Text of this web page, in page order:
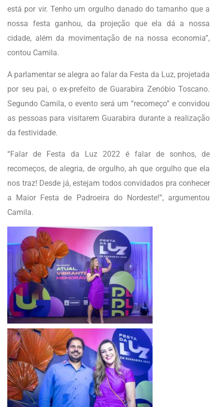
está por vir. Tenho um orgulho danado do tamanho que a
nossa festa ganhou, da projeção que ela dá a nossa
cidade, além da movimentação de na nossa economia”,
contou Camila.
A parlamentar se alegra ao falar da Festa da Luz, projetada
por seu pai, o ex-prefeito de Guarabira Zenóbio Toscano.
Segundo Camila, o evento será um “recomeço” e convidou
as pessoas para visitarem Guarabira durante a realização
da festividade.
“Falar de Festa da Luz 2022 é falar de sonhos, de
recomeços, de alegria, de orgulho, ah que orgulho que ela
nos traz! Desde já, estejam todos convidados pra conhecer
a Maior Festa de Padroeira do Nordeste!”, argumentou
Camila.